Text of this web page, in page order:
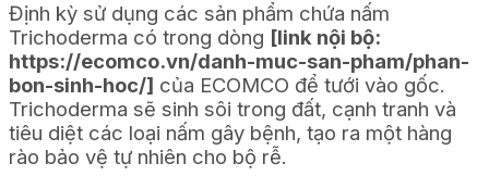
Định kỳ sử dụng các sản phẩm chứa nấm
Trichoderma có trong dòng [link nội bộ:
https://ecomco.vn/danh-muc-san-pham/phan-
bon-sinh-hoc/] của ECOMCO để tưới vào gốc.
Trichoderma sẽ sinh sôi trong đất, cạnh tranh và
tiêu diệt các loại nấm gây bệnh, tạo ra một hàng
rào bảo vệ tự nhiên cho bộ rễ.